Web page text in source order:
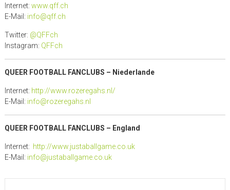
Internet: www.qff.ch
E-Mail: info@qff.ch
Twitter: @QFFch
Instagram: QFFch
QUEER FOOTBALL FANCLUBS – Niederlande
Internet: http://www.rozeregahs.nl/
E-Mail: info@rozeregahs.nl
QUEER FOOTBALL FANCLUBS – England
Internet: http://www.justaballgame.co.uk
E-Mail: info@justaballgame.co.uk